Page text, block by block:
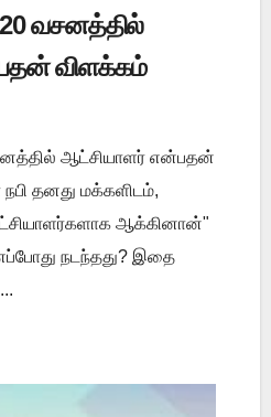
வசனத்தில்
விளக்கம்
ஆட்சியாளர் என்பதன்
தனது மக்களிடம்,
ஆக்கினான்"
எப்போது நடந்தது? இதை